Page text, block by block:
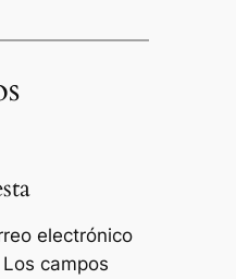
electrónico
Los campos